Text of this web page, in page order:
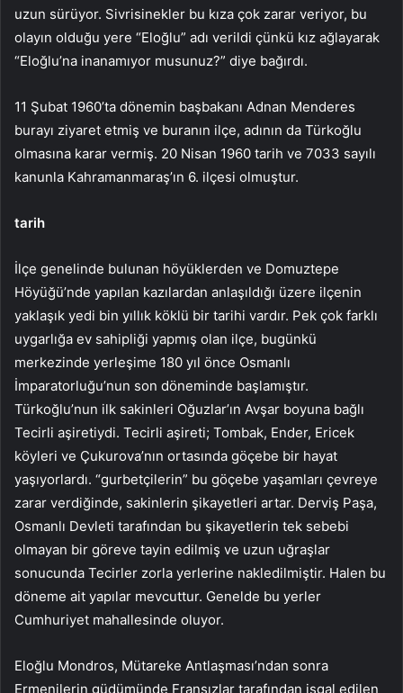
uzun sürüyor. Sivrisinekler bu kıza çok zarar veriyor, bu
olayın olduğu yere “Eloğlu” adı verildi çünkü kız ağlayarak
“Eloğlu’na inanamıyor musunuz?” diye bağırdı.
11 Şubat 1960’ta dönemin başbakanı Adnan Menderes
burayı ziyaret etmiş ve buranın ilçe, adının da Türkoğlu
olmasına karar vermiş. 20 Nisan 1960 tarih ve 7033 sayılı
kanunla Kahramanmaraş’ın 6. ilçesi olmuştur.
tarih
İlçe genelinde bulunan höyüklerden ve Domuztepe
Höyüğü’nde yapılan kazılardan anlaşıldığı üzere ilçenin
yaklaşık yedi bin yıllık köklü bir tarihi vardır. Pek çok farklı
uygarlığa ev sahipliği yapmış olan ilçe, bugünkü
merkezinde yerleşime 180 yıl önce Osmanlı
İmparatorluğu’nun son döneminde başlamıştır.
Türkoğlu’nun ilk sakinleri Oğuzlar’ın Avşar boyuna bağlı
Tecirli aşiretiydi. Tecirli aşireti; Tombak, Ender, Ericek
köyleri ve Çukurova’nın ortasında göçebe bir hayat
yaşıyorlardı. “gurbetçilerin” bu göçebe yaşamları çevreye
zarar verdiğinde, sakinlerin şikayetleri artar. Derviş Paşa,
Osmanlı Devleti tarafından bu şikayetlerin tek sebebi
olmayan bir göreve tayin edilmiş ve uzun uğraşlar
sonucunda Tecirler zorla yerlerine nakledilmiştir. Halen bu
döneme ait yapılar mevcuttur. Genelde bu yerler
Cumhuriyet mahallesinde oluyor.
Eloğlu Mondros, Mütareke Antlaşması’ndan sonra
Ermenilerin güdümünde Fransızlar tarafından işgal edilen